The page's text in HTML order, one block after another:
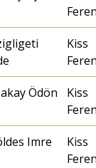
Kiss
Ödön
Kiss
Imre
Kiss